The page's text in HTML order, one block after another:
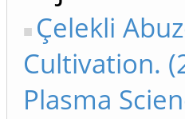
Çelekli
Cultivation.
Plasma